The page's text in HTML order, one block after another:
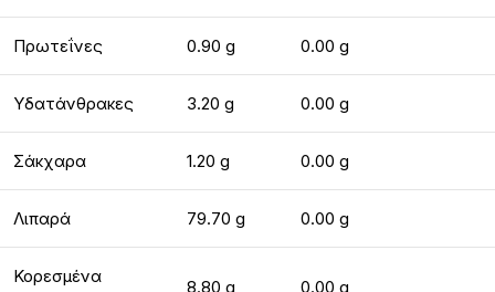
Πρωτεΐνες 0.90 g 0.00 g
Υδατάνθρακες 3.20 g 0.00 g
Σάκχαρα 1.20 g 0.00 g
Λιπαρά 79.70 g 0.00 g
Κορεσμένα
8.80 g 0.00 g